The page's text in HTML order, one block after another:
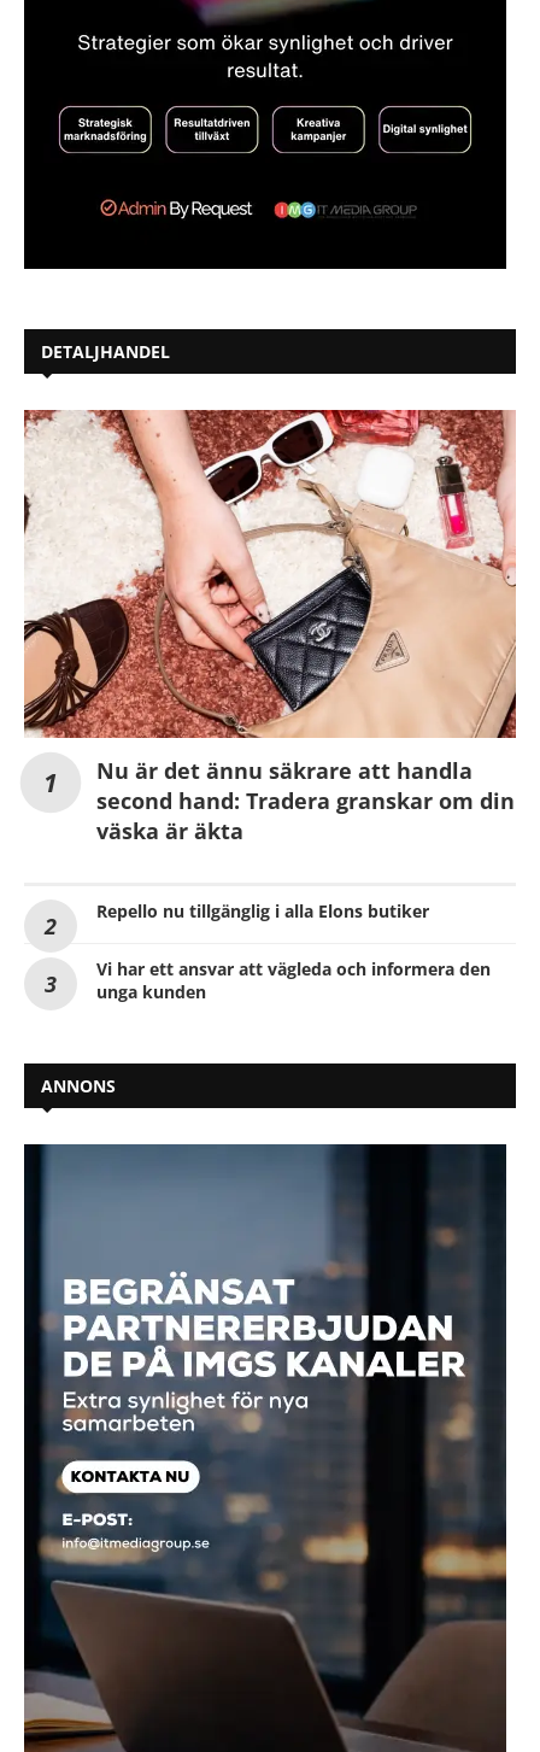
DETALJHANDEL
Nu är det ännu säkrare att handla
second hand: Tradera granskar om din
väska är äkta
Repello nu tillgänglig i alla Elons butiker
Vi har ett ansvar att vägleda och informera den
unga kunden
ANNONS